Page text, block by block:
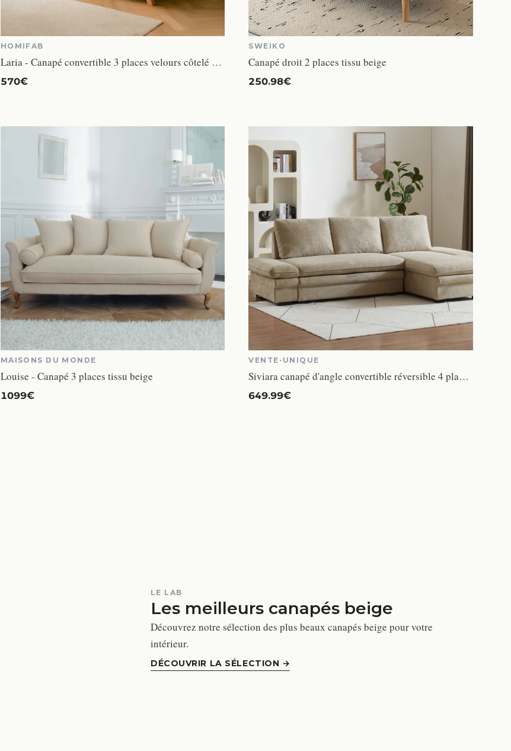
HOMIFAB
Laria - Canapé convertible 3 places velours côtelé beige
570€
SWEIKO
Canapé droit 2 places tissu beige
250.98€
MAISONS DU MONDE
Louise - Canapé 3 places tissu beige
1099€
VENTE-UNIQUE
Siviara canapé d'angle convertible réversible 4 places tissu chenille beige
649.99€
LE LAB
Les meilleurs canapés beige
Découvrez notre sélection des plus beaux canapés beige pour votre
intérieur.
DÉCOUVRIR LA SÉLECTION →